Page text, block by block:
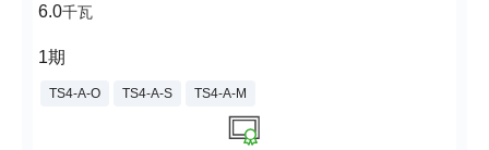
6.0千瓦
1期
TS4-A-O TS4-A-S TS4-A-M